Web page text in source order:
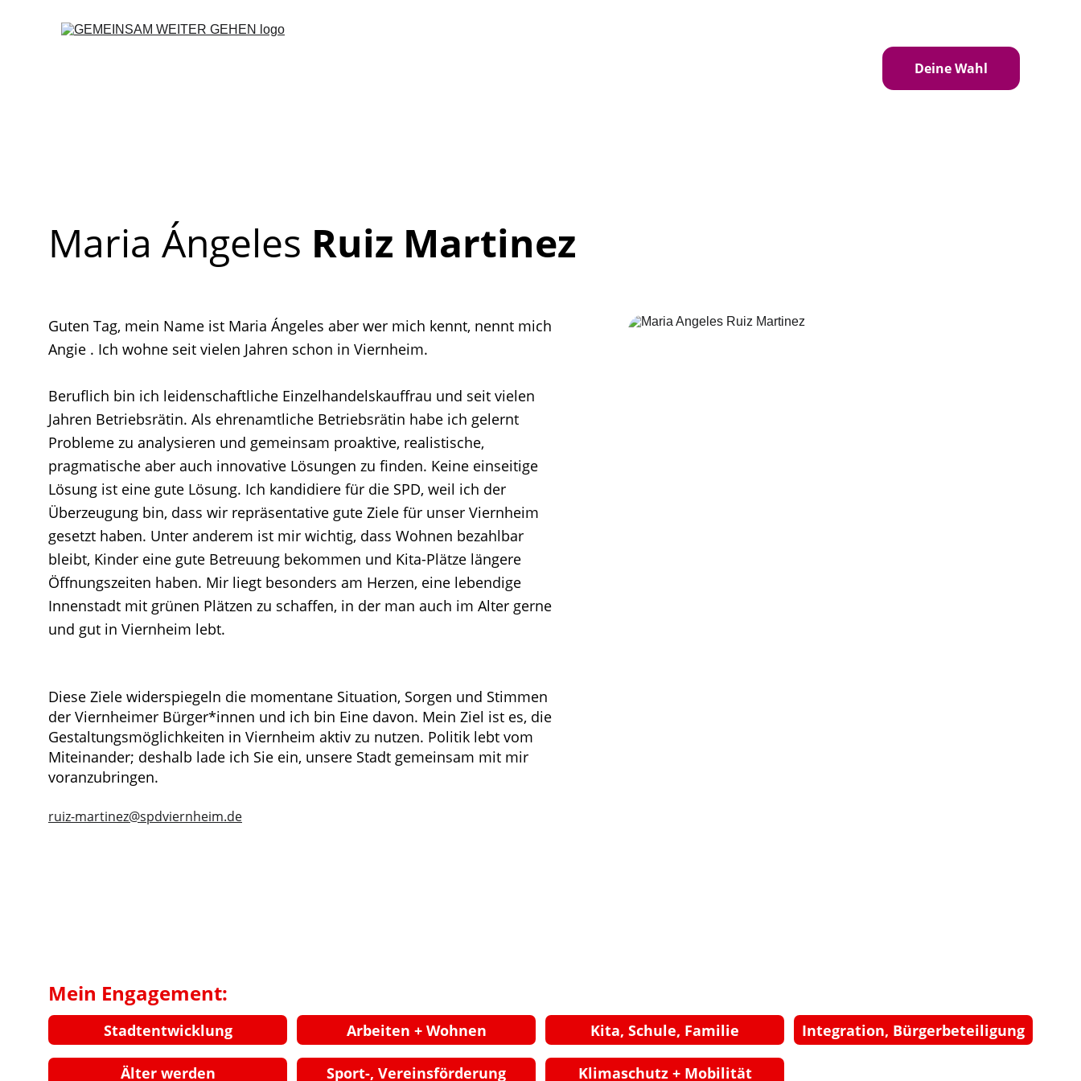
Deine Wahl
Maria Ángeles Ruiz Martinez
Guten Tag, mein Name ist Maria Ángeles aber wer mich kennt, nennt mich
Angie . Ich wohne seit vielen Jahren schon in Viernheim.
Beruflich bin ich leidenschaftliche Einzelhandelskauffrau und seit vielen
Jahren Betriebsrätin. Als ehrenamtliche Betriebsrätin habe ich gelernt
Probleme zu analysieren und gemeinsam proaktive, realistische,
pragmatische aber auch innovative Lösungen zu finden. Keine einseitige
Lösung ist eine gute Lösung. Ich kandidiere für die SPD, weil ich der
Überzeugung bin, dass wir repräsentative gute Ziele für unser Viernheim
gesetzt haben. Unter anderem ist mir wichtig, dass Wohnen bezahlbar
bleibt, Kinder eine gute Betreuung bekommen und Kita-Plätze längere
Öffnungszeiten haben. Mir liegt besonders am Herzen, eine lebendige
Innenstadt mit grünen Plätzen zu schaffen, in der man auch im Alter gerne
und gut in Viernheim lebt.
Diese Ziele widerspiegeln die momentane Situation, Sorgen und Stimmen
der Viernheimer Bürger*innen und ich bin Eine davon. Mein Ziel ist es, die
Gestaltungsmöglichkeiten in Viernheim aktiv zu nutzen. Politik lebt vom
Miteinander; deshalb lade ich Sie ein, unsere Stadt gemeinsam mit mir
voranzubringen.
ruiz-martinez@spdviernheim.de
Arbeiten + Wohnen Kita, Schule, Familie
Klimaschutz + Mobilität
Integration, Bürgerbeteiligung
Stadtentwicklung
Älter werden Sport-, Vereinsförderung
Mein Engagement: